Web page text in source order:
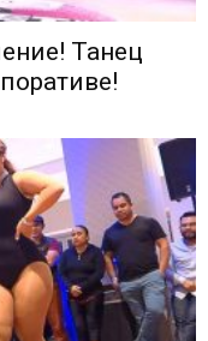
Танец